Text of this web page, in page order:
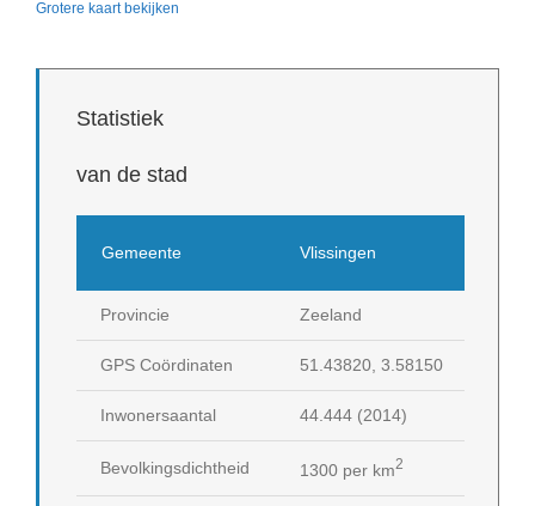
Grotere kaart bekijken
Statistiek
van de stad
Gemeente Vlissingen
Provincie Zeeland
GPS Coördinaten 51.43820, 3.58150
Inwonersaantal 44.444 (2014)
Bevolkingsdichtheid 1300 per km2